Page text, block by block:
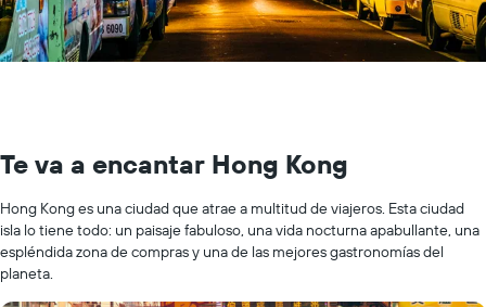
Te va a encantar Hong Kong
Hong Kong es una ciudad que atrae a multitud de viajeros. Esta ciudad
isla lo tiene todo: un paisaje fabuloso, una vida nocturna apabullante, una
espléndida zona de compras y una de las mejores gastronomías del
planeta.